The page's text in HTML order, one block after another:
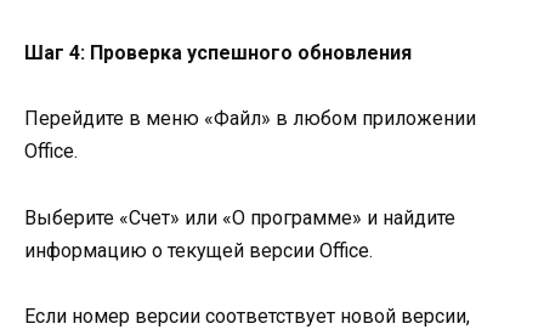
Шаг 4: Проверка успешного обновления
Перейдите в меню «Файл» в любом приложении
Office.
Выберите «Счет» или «О программе» и найдите
информацию о текущей версии Office.
Если номер версии соответствует новой версии,